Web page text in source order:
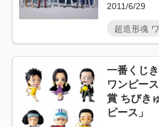
2011/6/29
超造形魂
一番くじ
ワンピー
賞 ちびき
ピース」